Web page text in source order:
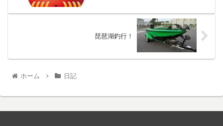
琵琶湖釣行！
ホーム 日記